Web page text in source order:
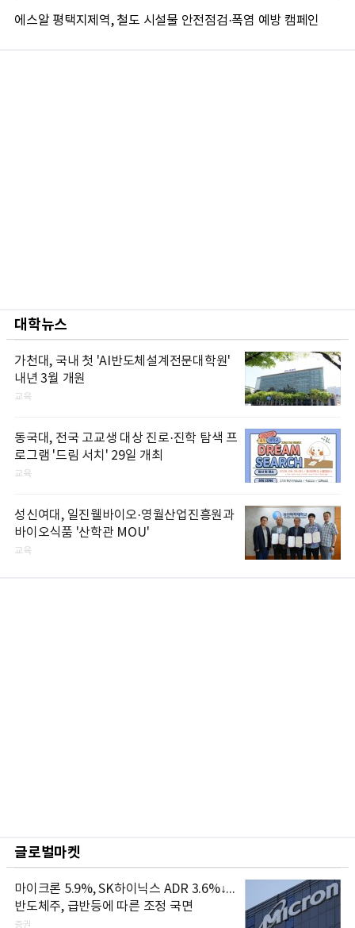
에스알 평택지제역, 철도 시설물 안전점검·폭염 예방 캠페인
대학뉴스
가천대, 국내 첫 'AI반도체설계전문대학원'
내년 3월 개원
교육
동국대, 전국 고교생 대상 진로·진학 탐색 프
로그램 '드림 서치' 29일 개최
교육
성신여대, 일진웰바이오·영월산업진흥원과
바이오식품 '산학관 MOU'
교육
글로벌마켓
마이크론 5.9%, SK하이닉스 ADR 3.6%↓...
반도체주, 급반등에 따른 조정 국면
증권